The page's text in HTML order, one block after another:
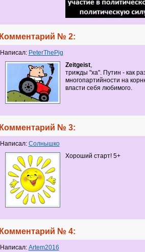
Комментарий № 2:
Написал: PeterThePig
Zeitgeist,
трижды "ха". Путин - как
многопартийности на
власти себя любимого.
Комментарий № 3:
Написал: Солнышко
Хороший старт! 5+
Комментарий № 4:
Написал: Artem2016